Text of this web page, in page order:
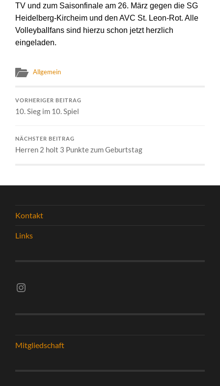
TV und zum Saisonfinale am 26. März gegen die SG
Heidelberg-Kircheim und den AVC St. Leon-Rot. Alle
Volleyballfans sind hierzu schon jetzt herzlich
eingeladen.
Allgemein
VORHERIGER BEITRAG
10. Sieg im 10. Spiel
NÄCHSTER BEITRAG
Herren 2 holt 3 Punkte zum Geburtstag
Kontakt
Links
Instagram vsghelmstadt.volleyball
Mitgliedschaft